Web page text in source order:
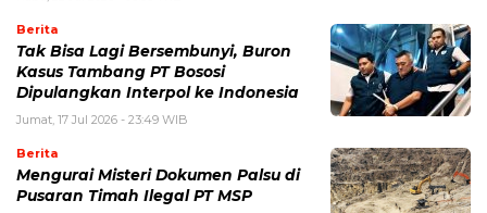
Berita
Tak Bisa Lagi Bersembunyi, Buron
Kasus Tambang PT Bososi
Dipulangkan Interpol ke Indonesia
Jumat, 17 Jul 2026 - 23:49 WIB
Berita
Mengurai Misteri Dokumen Palsu di
Pusaran Timah Ilegal PT MSP